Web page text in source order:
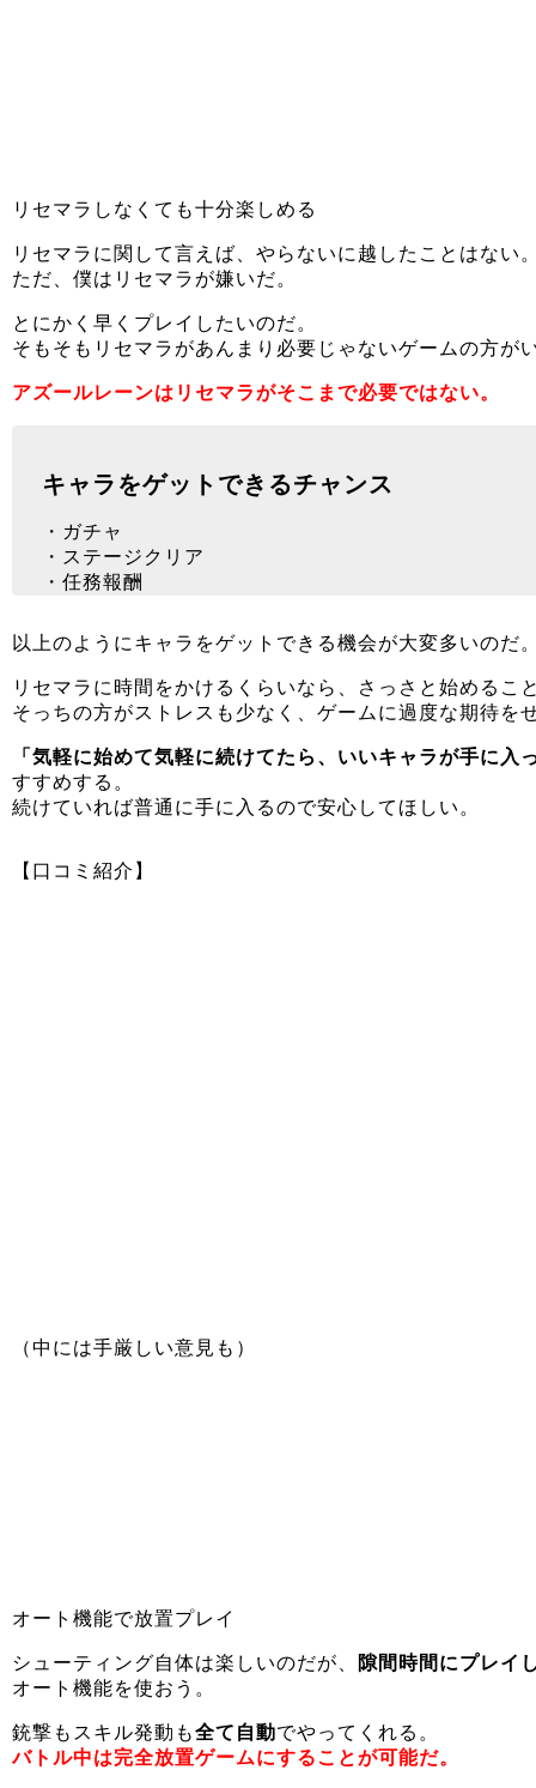
リセマラしなくても十分楽しめる
リセマラに関して言えば、やらないに越したことはない
ただ、僕はリセマラが嫌いだ。
とにかく早くプレイしたいのだ。
そもそもリセマラがあんまり必要じゃないゲームの方が
アズールレーンはリセマラがそこまで必要ではない。
キャラをゲットできるチャンス
・ガチャ
・ステージクリア
・任務報酬
以上のようにキャラをゲットできる機会が大変多いのだ
リセマラに時間をかけるくらいなら、さっさと始めるこ
そっちの方がストレスも少なく、ゲームに過度な期待を
「気軽に始めて気軽に続けてたら、いいキャラが手に入
すすめする。
続けていれば普通に手に入るので安心してほしい。
【口コミ紹介】
（中には手厳しい意見も）
オート機能で放置プレイ
シューティング自体は楽しいのだが、
隙間時間にプレイ
オート機能を使おう。
銃撃もスキル発動も全て自動でやってくれる。
バトル中は完全放置ゲームにすることが可能だ。